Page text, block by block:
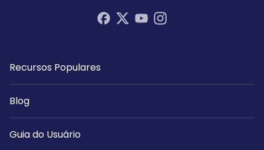
Recursos Populares
Blog
Guia do Usuário